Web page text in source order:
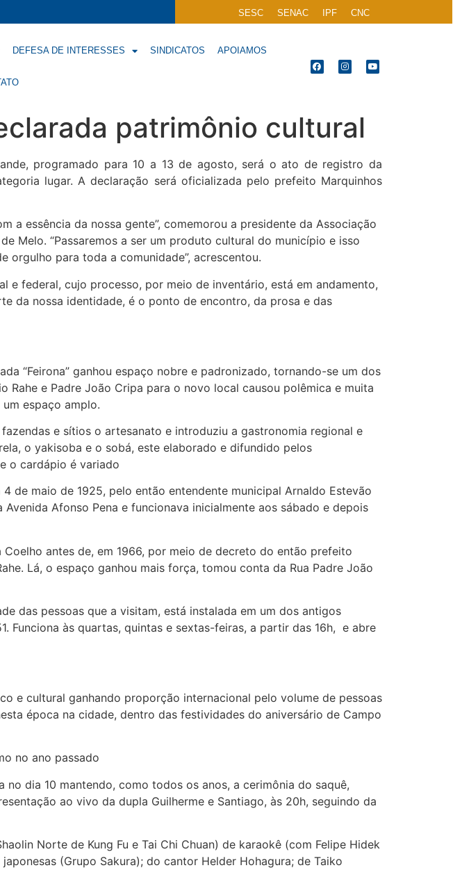
SESC SENAC IPF CNC
DEFESA DE INTERESSES SINDICATOS APOIAMOS
patrimônio cultural
programado para 10 a 13 de agosto, será o ato de registro da
lugar. A declaração será oficializada pelo prefeito Marquinhos
a essência da nossa gente”, comemorou a presidente da Associação
Melo. “Passaremos a ser um produto cultural do município e isso
para toda a comunidade”, acrescentou.
e federal, cujo processo, por meio de inventário, está em andamento,
da nossa identidade, é o ponto de encontro, da prosa e das
“Feirona” ganhou espaço nobre e padronizado, tornando-se um dos
e Padre João Cripa para o novo local causou polêmica e muita
espaço amplo.
e sítios o artesanato e introduziu a gastronomia regional e
o yakisoba e o sobá, este elaborado e difundido pelos
o cardápio é variado
de maio de 1925, pelo então entendente municipal Arnaldo Estevão
Afonso Pena e funcionava inicialmente aos sábado e depois
Coelho antes de, em 1966, por meio de decreto do então prefeito
Lá, o espaço ganhou mais força, tomou conta da Rua Padre João
das pessoas que a visitam, está instalada em um dos antigos
Funciona às quartas, quintas e sextas-feiras, a partir das 16h, e abre
e cultural ganhando proporção internacional pelo volume de pessoas
época na cidade, dentro das festividades do aniversário de Campo
no ano passado
dia 10 mantendo, como todos os anos, a cerimônia do saquê,
ao vivo da dupla Guilherme e Santiago, às 20h, seguindo da
Norte de Kung Fu e Tai Chi Chuan) de karaokê (com Felipe Hidek
(Grupo Sakura); do cantor Helder Hohagura; de Taiko